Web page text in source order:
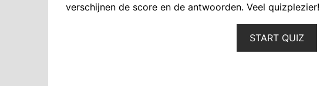
verschijnen de score en de antwoorden. Veel quizplezier!
START QUIZ